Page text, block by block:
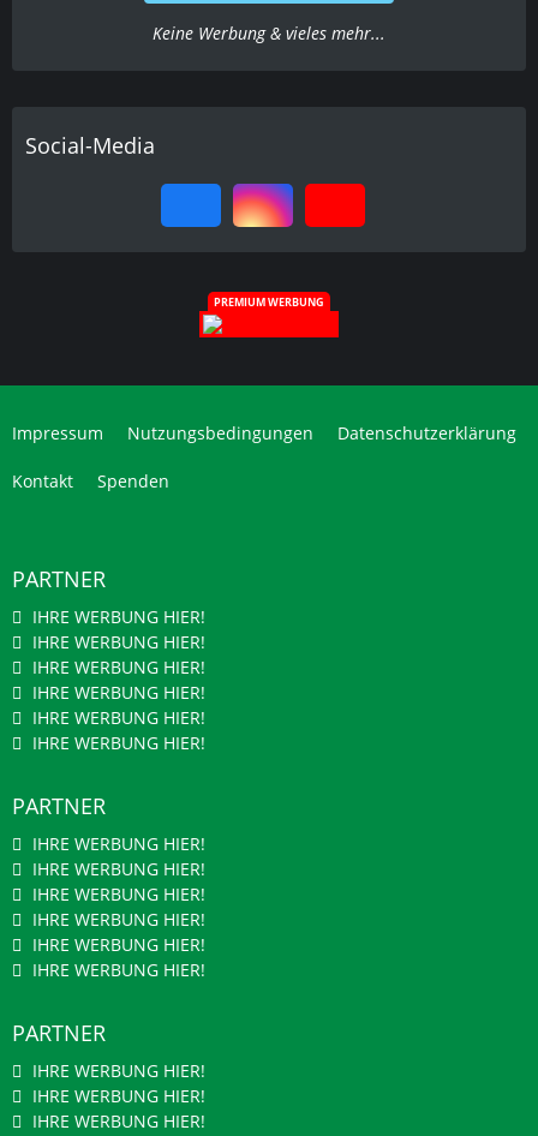
Keine Werbung & vieles mehr...
Social-Media
PREMIUM WERBUNG
Impressum Nutzungsbedingungen Datenschutzerklärung
Kontakt Spenden
PARTNER
IHRE WERBUNG HIER!
IHRE WERBUNG HIER!
IHRE WERBUNG HIER!
IHRE WERBUNG HIER!
IHRE WERBUNG HIER!
IHRE WERBUNG HIER!
PARTNER
IHRE WERBUNG HIER!
IHRE WERBUNG HIER!
IHRE WERBUNG HIER!
IHRE WERBUNG HIER!
IHRE WERBUNG HIER!
IHRE WERBUNG HIER!
PARTNER
IHRE WERBUNG HIER!
IHRE WERBUNG HIER!
IHRE WERBUNG HIER!